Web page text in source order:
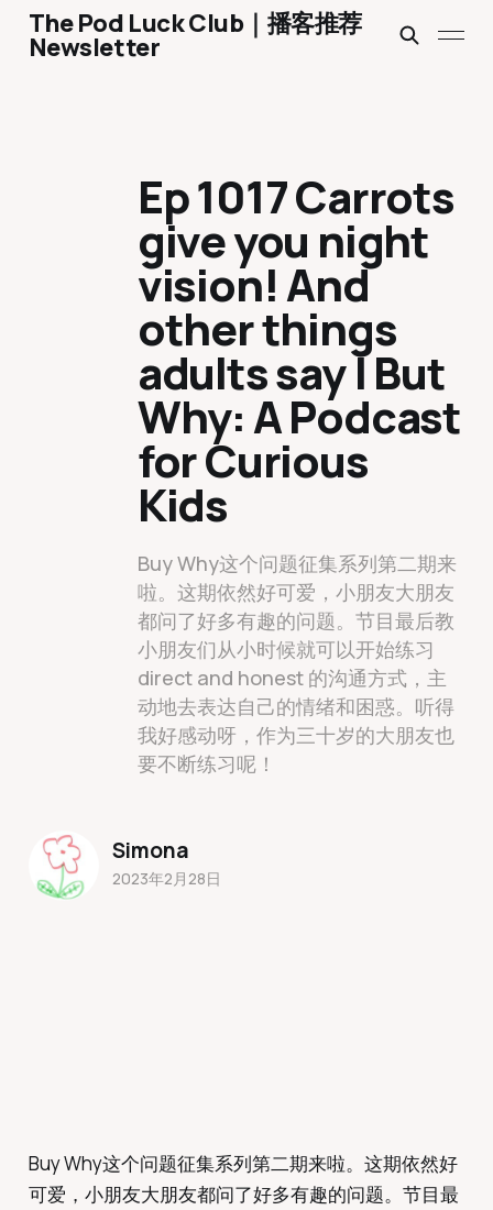
The Pod Luck Club｜播客推荐
Newsletter
Buy Why这个问题征集系列第二期来啦。这期依然好
可爱，小朋友大朋友都问了好多有趣的问题。节目最
Ep 1017 Carrots
give you night
vision! And
other things
adults say | But
Why: A Podcast
for Curious
Kids
Buy Why这个问题征集系列第二期来
啦。这期依然好可爱，小朋友大朋友
都问了好多有趣的问题。节目最后教
小朋友们从小时候就可以开始练习
direct and honest 的沟通方式，主
动地去表达自己的情绪和困惑。听得
我好感动呀，作为三十岁的大朋友也
要不断练习呢！
Simona
2023年2月28日